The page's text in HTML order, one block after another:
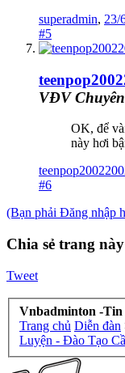
superadmin, 23/
#5
VĐV
OK, để
này hơi
#6
(Bạn phải Đăng nhập
Chia sẻ trang này
Tweet
Vnbadminton -
Trang chủ Diễn đàn
Luyện - Đào Tạo